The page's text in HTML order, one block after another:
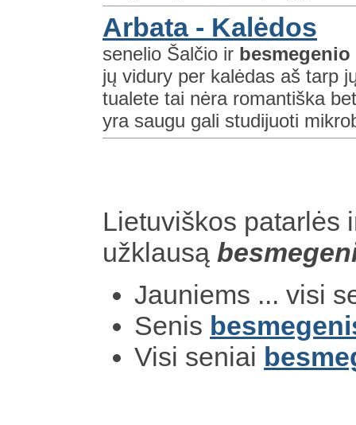
Arbata - Kalėdos
senelio Šalčio ir besmegenio
jų vidury per kalėdas aš tarp
tualete tai nėra romantiška
yra saugu gali studijuoti
Lietuviškos patarlės
užklausą
Jauniems ... visi
Senis
Visi seniai